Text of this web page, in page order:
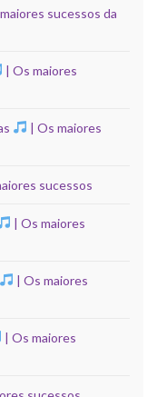
sucessos da
| Os maiores
| Os maiores
sucessos
| Os maiores
| Os maiores
| Os maiores